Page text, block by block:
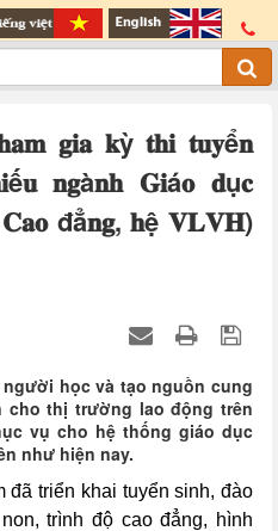
𝐠𝐢𝐚 𝐤ỳ 𝐭𝐡𝐢 𝐭𝐮𝐲ể𝐧
𝐧𝐠à𝐧𝐡 𝐆𝐢á𝐨 𝐝ụ𝐜
đẳ𝐧𝐠, 𝐡ệ 𝐕𝐋𝐕𝐇)
học và tạo nguồn cung
cho thị trường lao động trên
vụ cho hệ thống giáo dục
như hiện nay.
đã triển khai tuyển sinh, đào
trình độ cao đẳng, hình